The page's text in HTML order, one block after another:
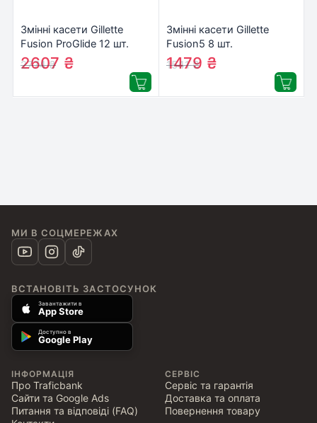
Змінні касети Gillette
Fusion ProGlide 12 шт.
(7702018440894)
2774₴
2607 ₴
Змінні касети Gillette
Fusion5 8 шт.
(8006540989197)
1541₴
1479 ₴
МИ В СОЦМЕРЕЖАХ
ВСТАНОВІТЬ ЗАСТОСУНОК
Завантажити в
App Store
Доступно в
Google Play
ІНФОРМАЦІЯ
Про Traficbank
Сайти та Google Ads
Питання та відповіді (FAQ)
СЕРВІС
Сервіс та гарантія
Доставка та оплата
Повернення товару